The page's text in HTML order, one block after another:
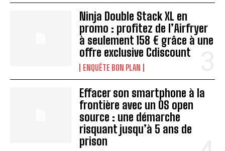
Ninja Double Stack XL en
promo : profitez de l’Airfryer
à seulement 158 € grâce à une
offre exclusive Cdiscount
ENQUÊTE BON PLAN
Effacer son smartphone à la
frontière avec un OS open
source : une démarche
risquant jusqu’à 5 ans de
prison